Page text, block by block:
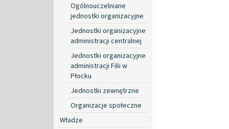
Ogólnouczelniane
jednostki organizacyjne
Jednostki organizacyjne
administracji centralnej
Jednostki organizacyjne
administracji Filii w
Płocku
Jednostki zewnętrzne
Organizacje społeczne
Władze